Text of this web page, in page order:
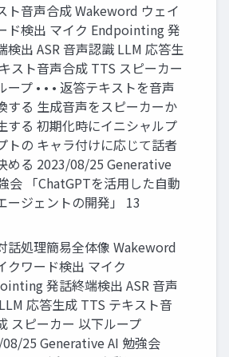
ト音声合成 Wakeword ウェイ
ド検出 マイク Endpointing 発
検出 ASR 音声認識 LLM 応答生
スト音声合成 TTS スピーカー
ープ • • • 返答テキストを音声
する 生成音声をスピーカーか
する 初期化時にイニシャルプ
トの キャラ付けに応じて話者
める 2023/08/25 Generative
会 「ChatGPTを活用した自動
ージェントの開発」 13
話処理簡易全体像 Wakeword
クワード検出 マイク
発話終端検出 ASR 音声
応答生成 TTS テキスト音
スピーカー 以下ループ
25 Generative AI 勉強会